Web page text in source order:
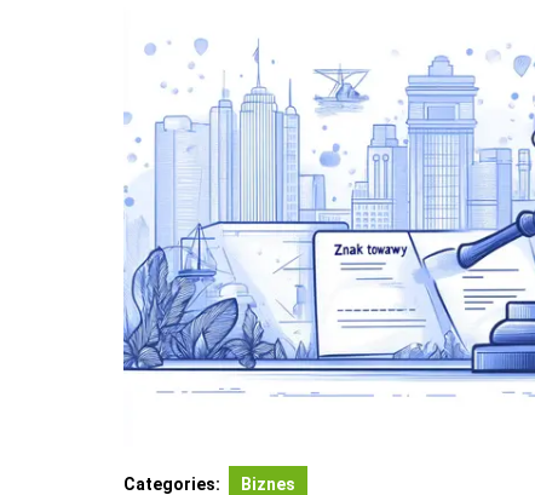
Categories: Biznes